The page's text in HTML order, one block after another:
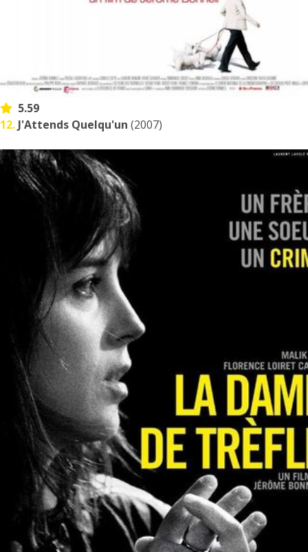
5.59
12. J'Attends Quelqu'un (2007)